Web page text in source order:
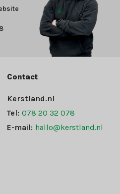
Contact
Kerstland.nl
Tel: 078 20 32 078
E-mail: hallo@kerstland.nl